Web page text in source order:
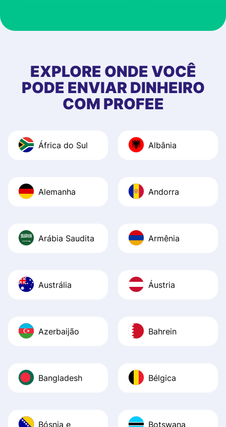
at Profee is very
first started
app, and they
quick to provide
and helpful
Recommend it!
EXPLORE ONDE VOCÊ
PODE ENVIAR DINHEIRO
COM PROFEE
África do Sul Albânia
Alemanha Andorra
Arábia Saudita Armênia
Austrália Áustria
Azerbaijão Bahrein
Bangladesh Bélgica
Bósnia e
Botswana